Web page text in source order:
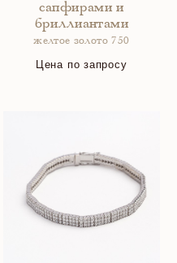
сапфирами и
бриллиантами
желтое золото 750
Цена по запросу